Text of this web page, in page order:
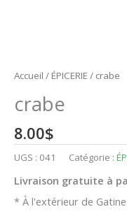
Accueil / ÉPICERIE / crabe
crabe
8.00$
UGS : 041 Catégorie :
Livraison gratuite à
* À l'extérieur de